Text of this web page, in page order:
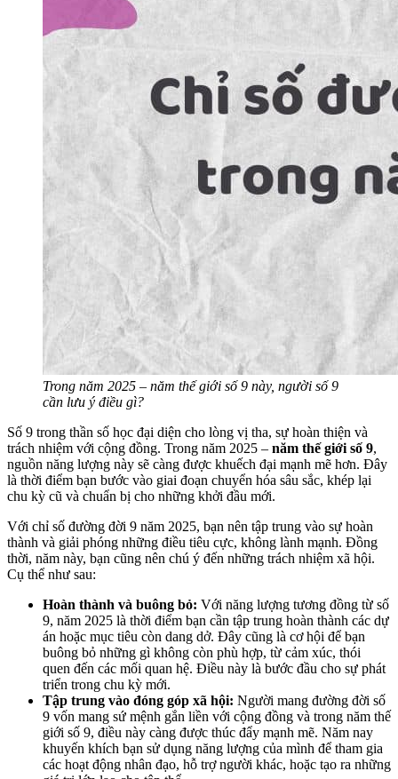
Trong năm 2025 – năm thế giới số 9 này, người số 9
cần lưu ý điều gì?
Số 9 trong thần số học đại diện cho lòng vị tha, sự hoàn thiện và
trách nhiệm với cộng đồng. Trong năm 2025 – năm thế giới số 9,
nguồn năng lượng này sẽ càng được khuếch đại mạnh mẽ hơn. Đây
là thời điểm bạn bước vào giai đoạn chuyển hóa sâu sắc, khép lại
chu kỳ cũ và chuẩn bị cho những khởi đầu mới.
Với chỉ số đường đời 9 năm 2025, bạn nên tập trung vào sự hoàn
thành và giải phóng những điều tiêu cực, không lành mạnh. Đồng
thời, năm này, bạn cũng nên chú ý đến những trách nhiệm xã hội.
Cụ thể như sau:
Hoàn thành và buông bỏ: Với năng lượng tương đồng từ số
9, năm 2025 là thời điểm bạn cần tập trung hoàn thành các dự
án hoặc mục tiêu còn dang dở. Đây cũng là cơ hội để bạn
buông bỏ những gì không còn phù hợp, từ cảm xúc, thói
quen đến các mối quan hệ. Điều này là bước đầu cho sự phát
triển trong chu kỳ mới.
Tập trung vào đóng góp xã hội: Người mang đường đời số
9 vốn mang sứ mệnh gắn liền với cộng đồng và trong năm thế
giới số 9, điều này càng được thúc đẩy mạnh mẽ. Năm nay
khuyến khích bạn sử dụng năng lượng của mình để tham gia
các hoạt động nhân đạo, hỗ trợ người khác, hoặc tạo ra những